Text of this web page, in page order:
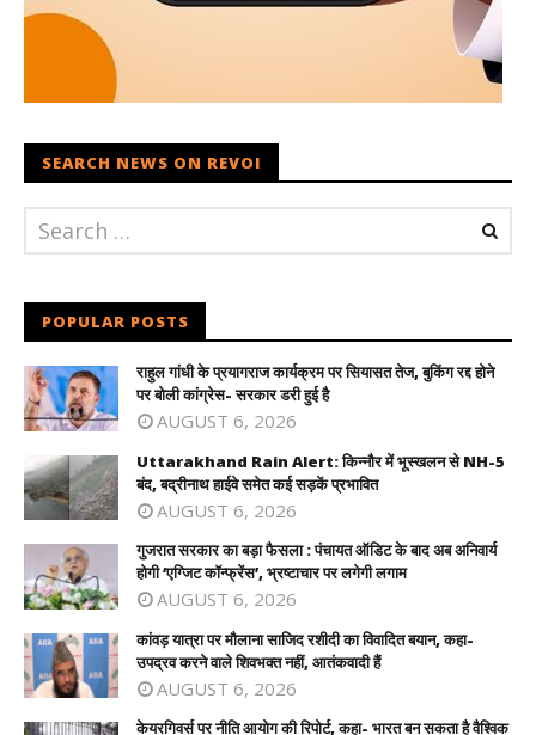
SEARCH NEWS ON REVOI
POPULAR POSTS
राहुल गांधी के प्रयागराज कार्यक्रम पर सियासत तेज, बुकिंग रद्द होने
पर बोली कांग्रेस- सरकार डरी हुई है
AUGUST 6, 2026
Uttarakhand Rain Alert: किन्नौर में भूस्खलन से NH-5
बंद, बद्रीनाथ हाईवे समेत कई सड़कें प्रभावित
AUGUST 6, 2026
गुजरात सरकार का बड़ा फैसला : पंचायत ऑडिट के बाद अब अनिवार्य
होगी ‘एग्जिट कॉन्फ्रेंस’, भ्रष्टाचार पर लगेगी लगाम
AUGUST 6, 2026
कांवड़ यात्रा पर मौलाना साजिद रशीदी का विवादित बयान, कहा-
उपद्रव करने वाले शिवभक्त नहीं, आतंकवादी हैं
AUGUST 6, 2026
केयरगिवर्स पर नीति आयोग की रिपोर्ट, कहा- भारत बन सकता है वैश्विक